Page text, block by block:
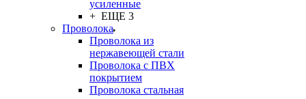
усиленные
+ ЕЩЕ 3
Проволока
Проволока из
нержавеющей стали
Проволока с ПВХ
покрытием
Проволока стальная